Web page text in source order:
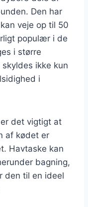
Den har
veje op til 50
populær i de
i større
ikke kun
i
det vigtigt at
af kødet er
Havtaske kan
bagning,
den til en ideel